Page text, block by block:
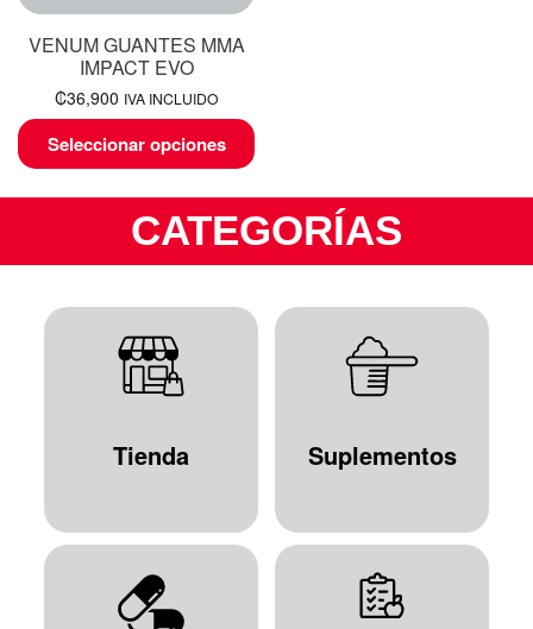
VENUM GUANTES MMA
IMPACT EVO
₡36,900 IVA INCLUIDO
Seleccionar opciones
CATEGORÍAS
Tienda Suplementos